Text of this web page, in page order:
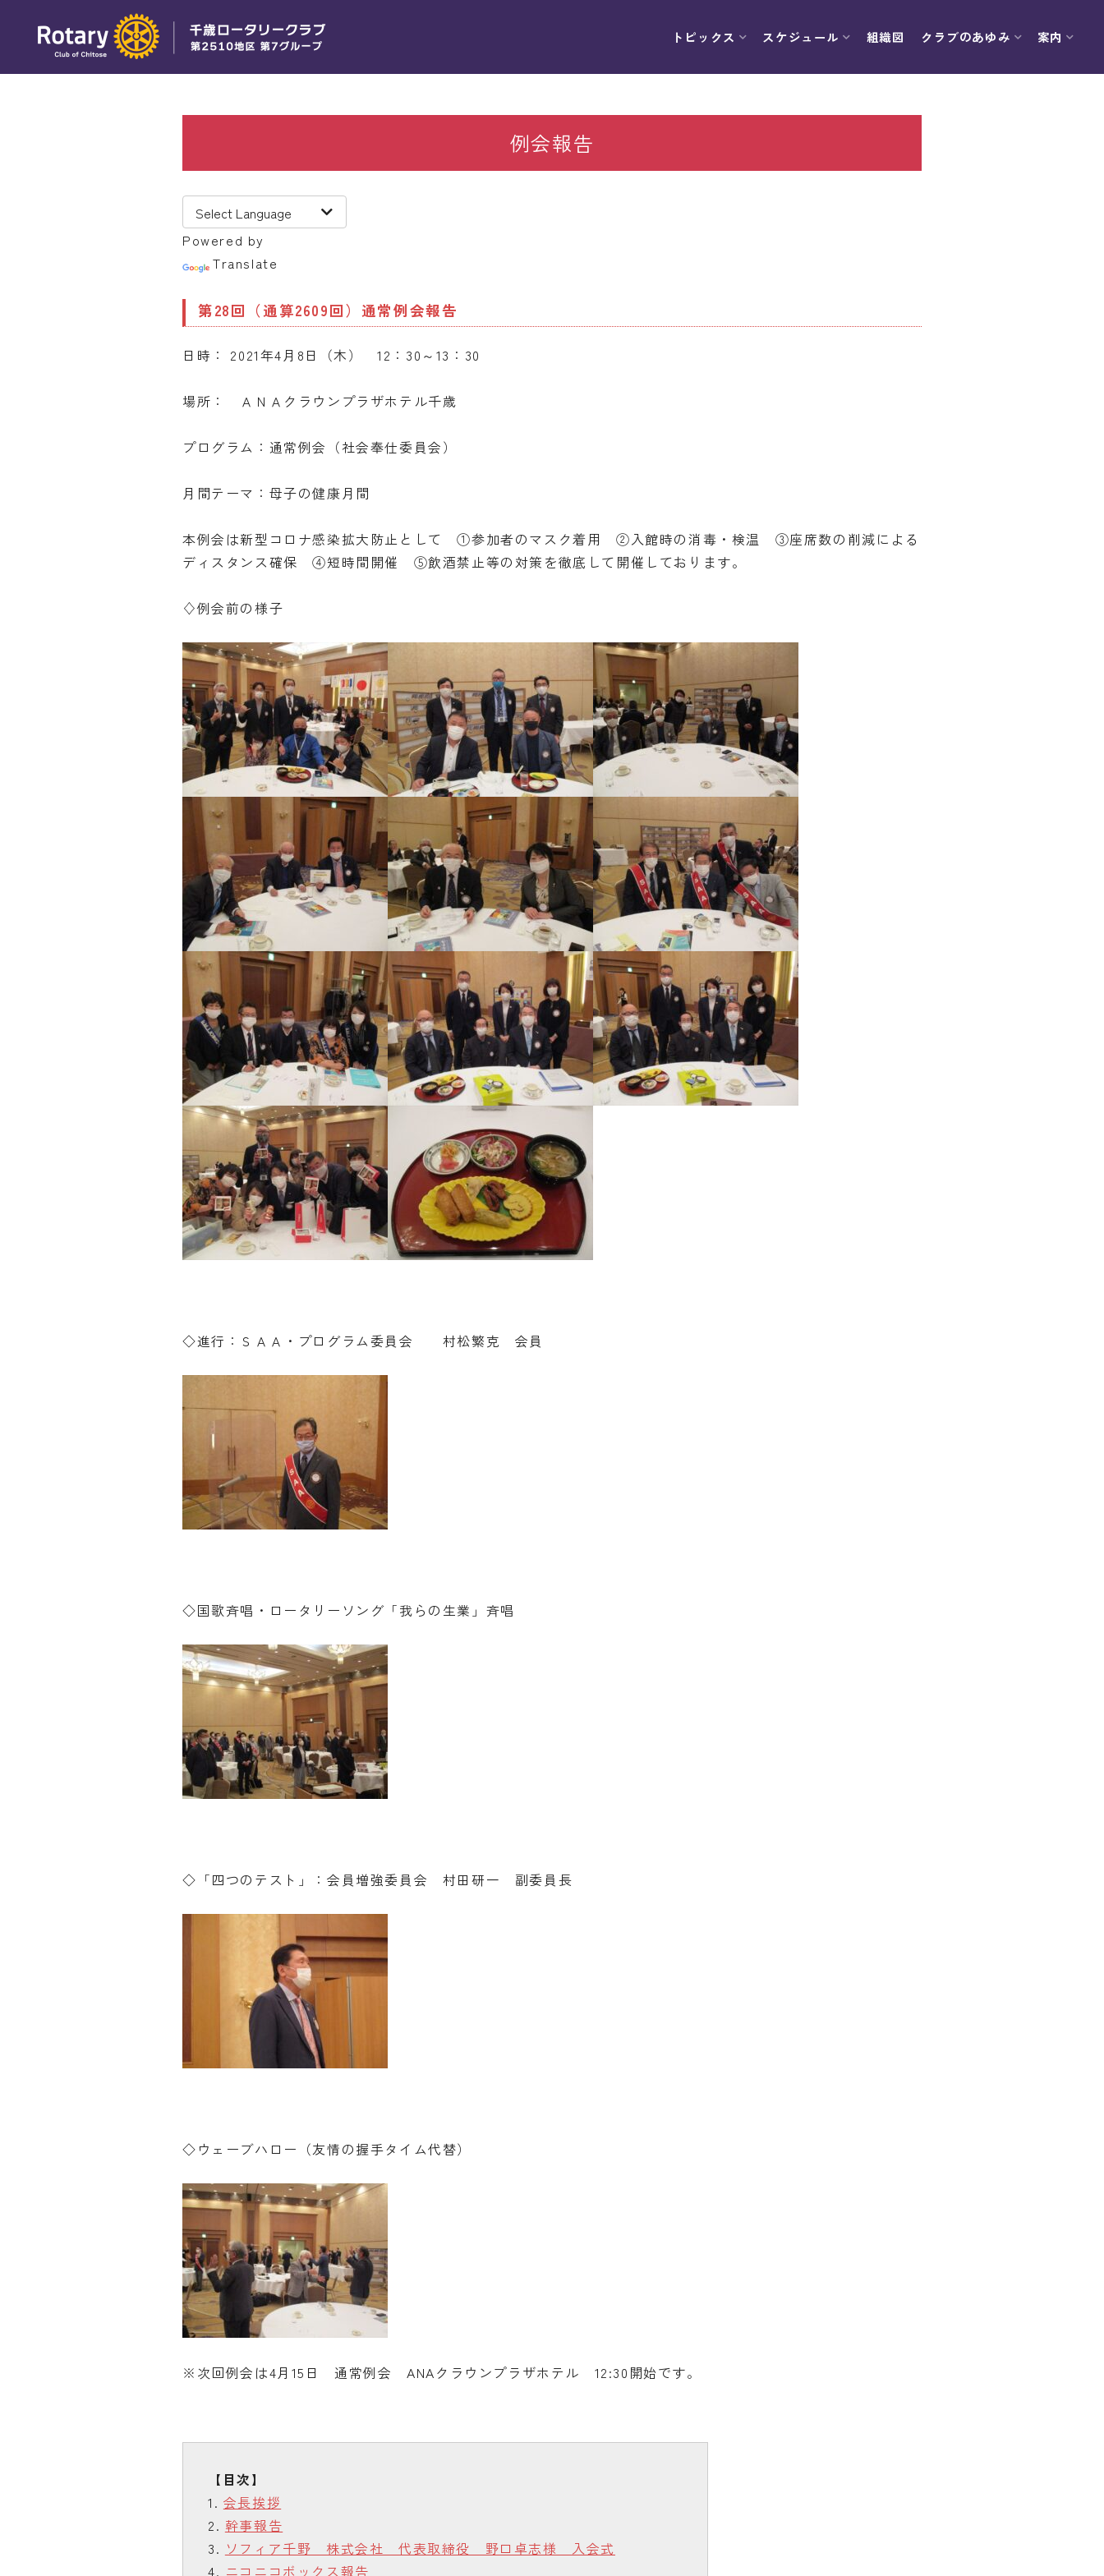
トピックス スケジュール 組織図 クラブのあゆみ 案内
例会報告
Powered by
Translate
第28回（通算2609回）通常例会報告
日時： 2021年4月8日（木） 12：30～13：30
場所： ＡＮＡクラウンプラザホテル千歳
プログラム：通常例会（社会奉仕委員会）
月間テーマ：母子の健康月間
本例会は新型コロナ感染拡大防止として ①参加者のマスク着用 ②入館時の消毒・検温 ③座席数の削減による
ディスタンス確保 ④短時間開催 ⑤飲酒禁止等の対策を徹底して開催しております。
♢例会前の様子
◇進行：ＳＡＡ・プログラム委員会 村松繁克 会員
◇国歌斉唱・ロータリーソング「我らの生業」斉唱
◇「四つのテスト」：会員増強委員会 村田研一 副委員長
◇ウェーブハロー（友情の握手タイム代替）
※次回例会は4月15日 通常例会 ANAクラウンプラザホテル 12:30開始です。
会長挨拶
幹事報告
ソフィア千野 株式会社 代表取締役 野口卓志様 入会式
ニコニコボックス報告